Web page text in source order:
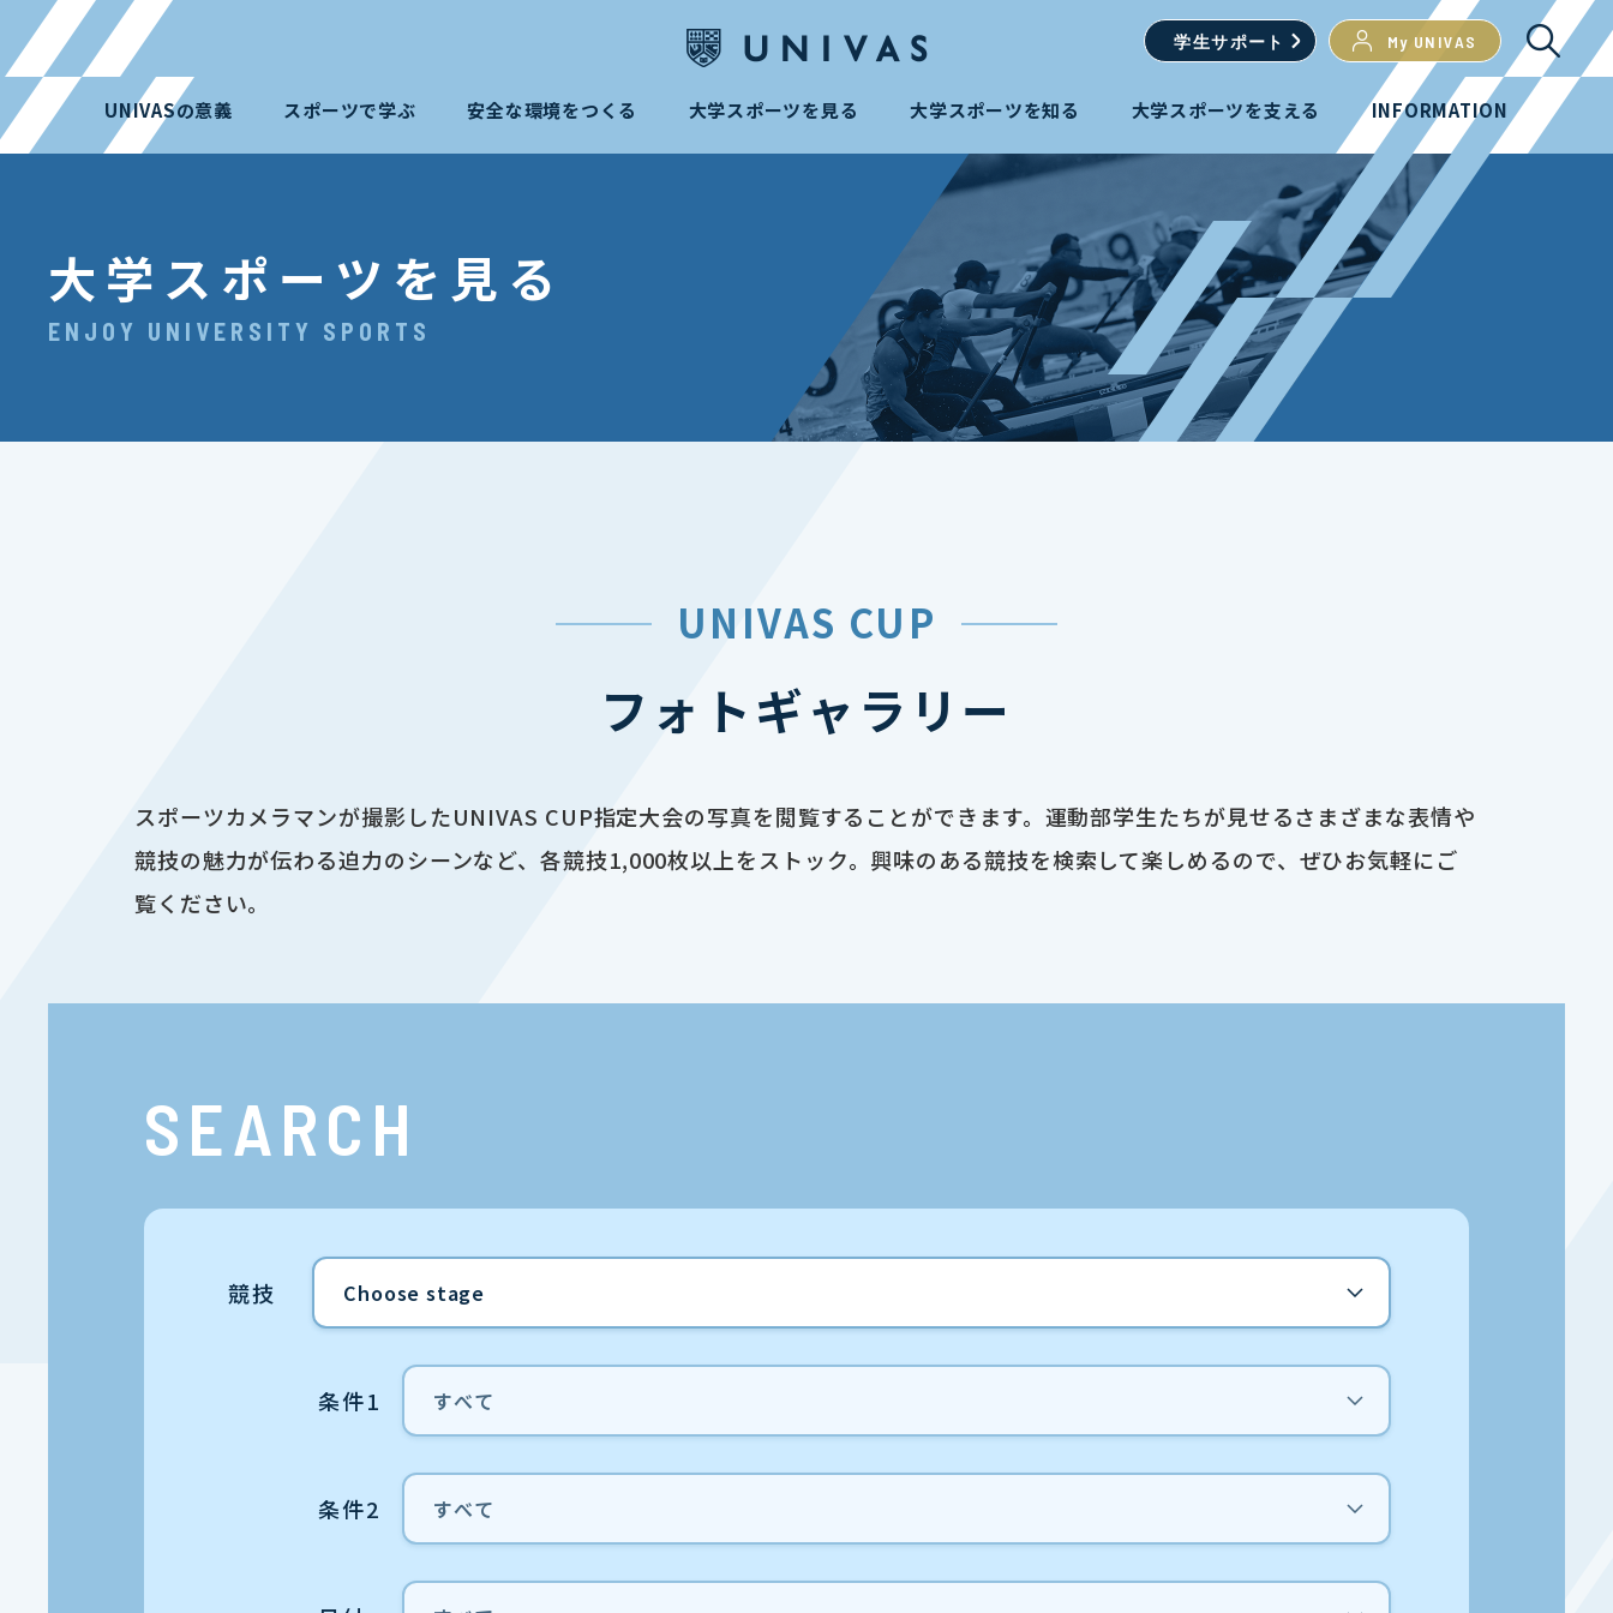
学生サポート My UNIVAS
UNIVASの意義 スポーツで学ぶ 安全な環境をつくる 大学スポーツを見る 大学スポーツを知る 大学スポーツを支える INFORMATION
大学スポーツを見る
ENJOY UNIVERSITY SPORTS
UNIVAS CUP
フォトギャラリー
スポーツカメラマンが撮影したUNIVAS CUP指定大会の写真を閲覧することができます。運動部学生たちが見せるさまざまな表情や
競技の魅力が伝わる迫力のシーンなど、各競技1,000枚以上をストック。興味のある競技を検索して楽しめるので、ぜひお気軽にご
覧ください。
SEARCH
競技
条件1
条件2